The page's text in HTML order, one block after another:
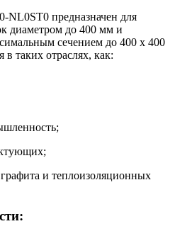
NL0ST0 предназначен для
диаметром до 400 мм и
сечением до 400 x 400
таких отраслях, как:
и теплоизоляционных